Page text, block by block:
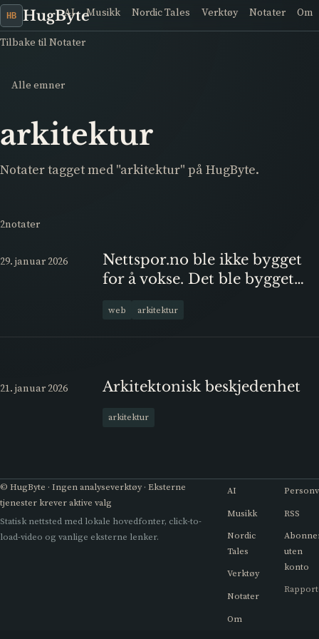
HB HugByte
AI Musikk Nordic Tales Verktøy Notater Om
Tilbake til Notater
Alle emner
arkitektur
Notater tagget med "arkitektur" på HugByte.
2notater
29. januar 2026
Nettspor.no ble ikke bygget
for å vokse. Det ble bygget
web arkitektur
21. januar 2026 Arkitektonisk beskjedenhet
arkitektur
© HugByte · Ingen analyseverktøy · Eksterne
tjenester krever aktive valg
Statisk nettsted med lokale hovedfonter, click-to-
load-video og vanlige eksterne lenker.
AI
Musikk
Nordic
Tales
Verktøy
Notater
Om
RSS
uten
konto